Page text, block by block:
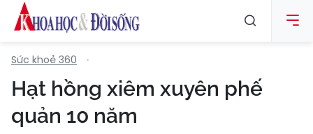
Sức khoẻ 360
Hạt hồng xiêm xuyên phế
quản 10 năm